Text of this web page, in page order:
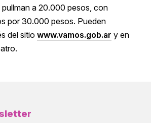
a 20.000 pesos, con
por 30.000 pesos. Pueden
del sitio www.vamos.gob.ar y en